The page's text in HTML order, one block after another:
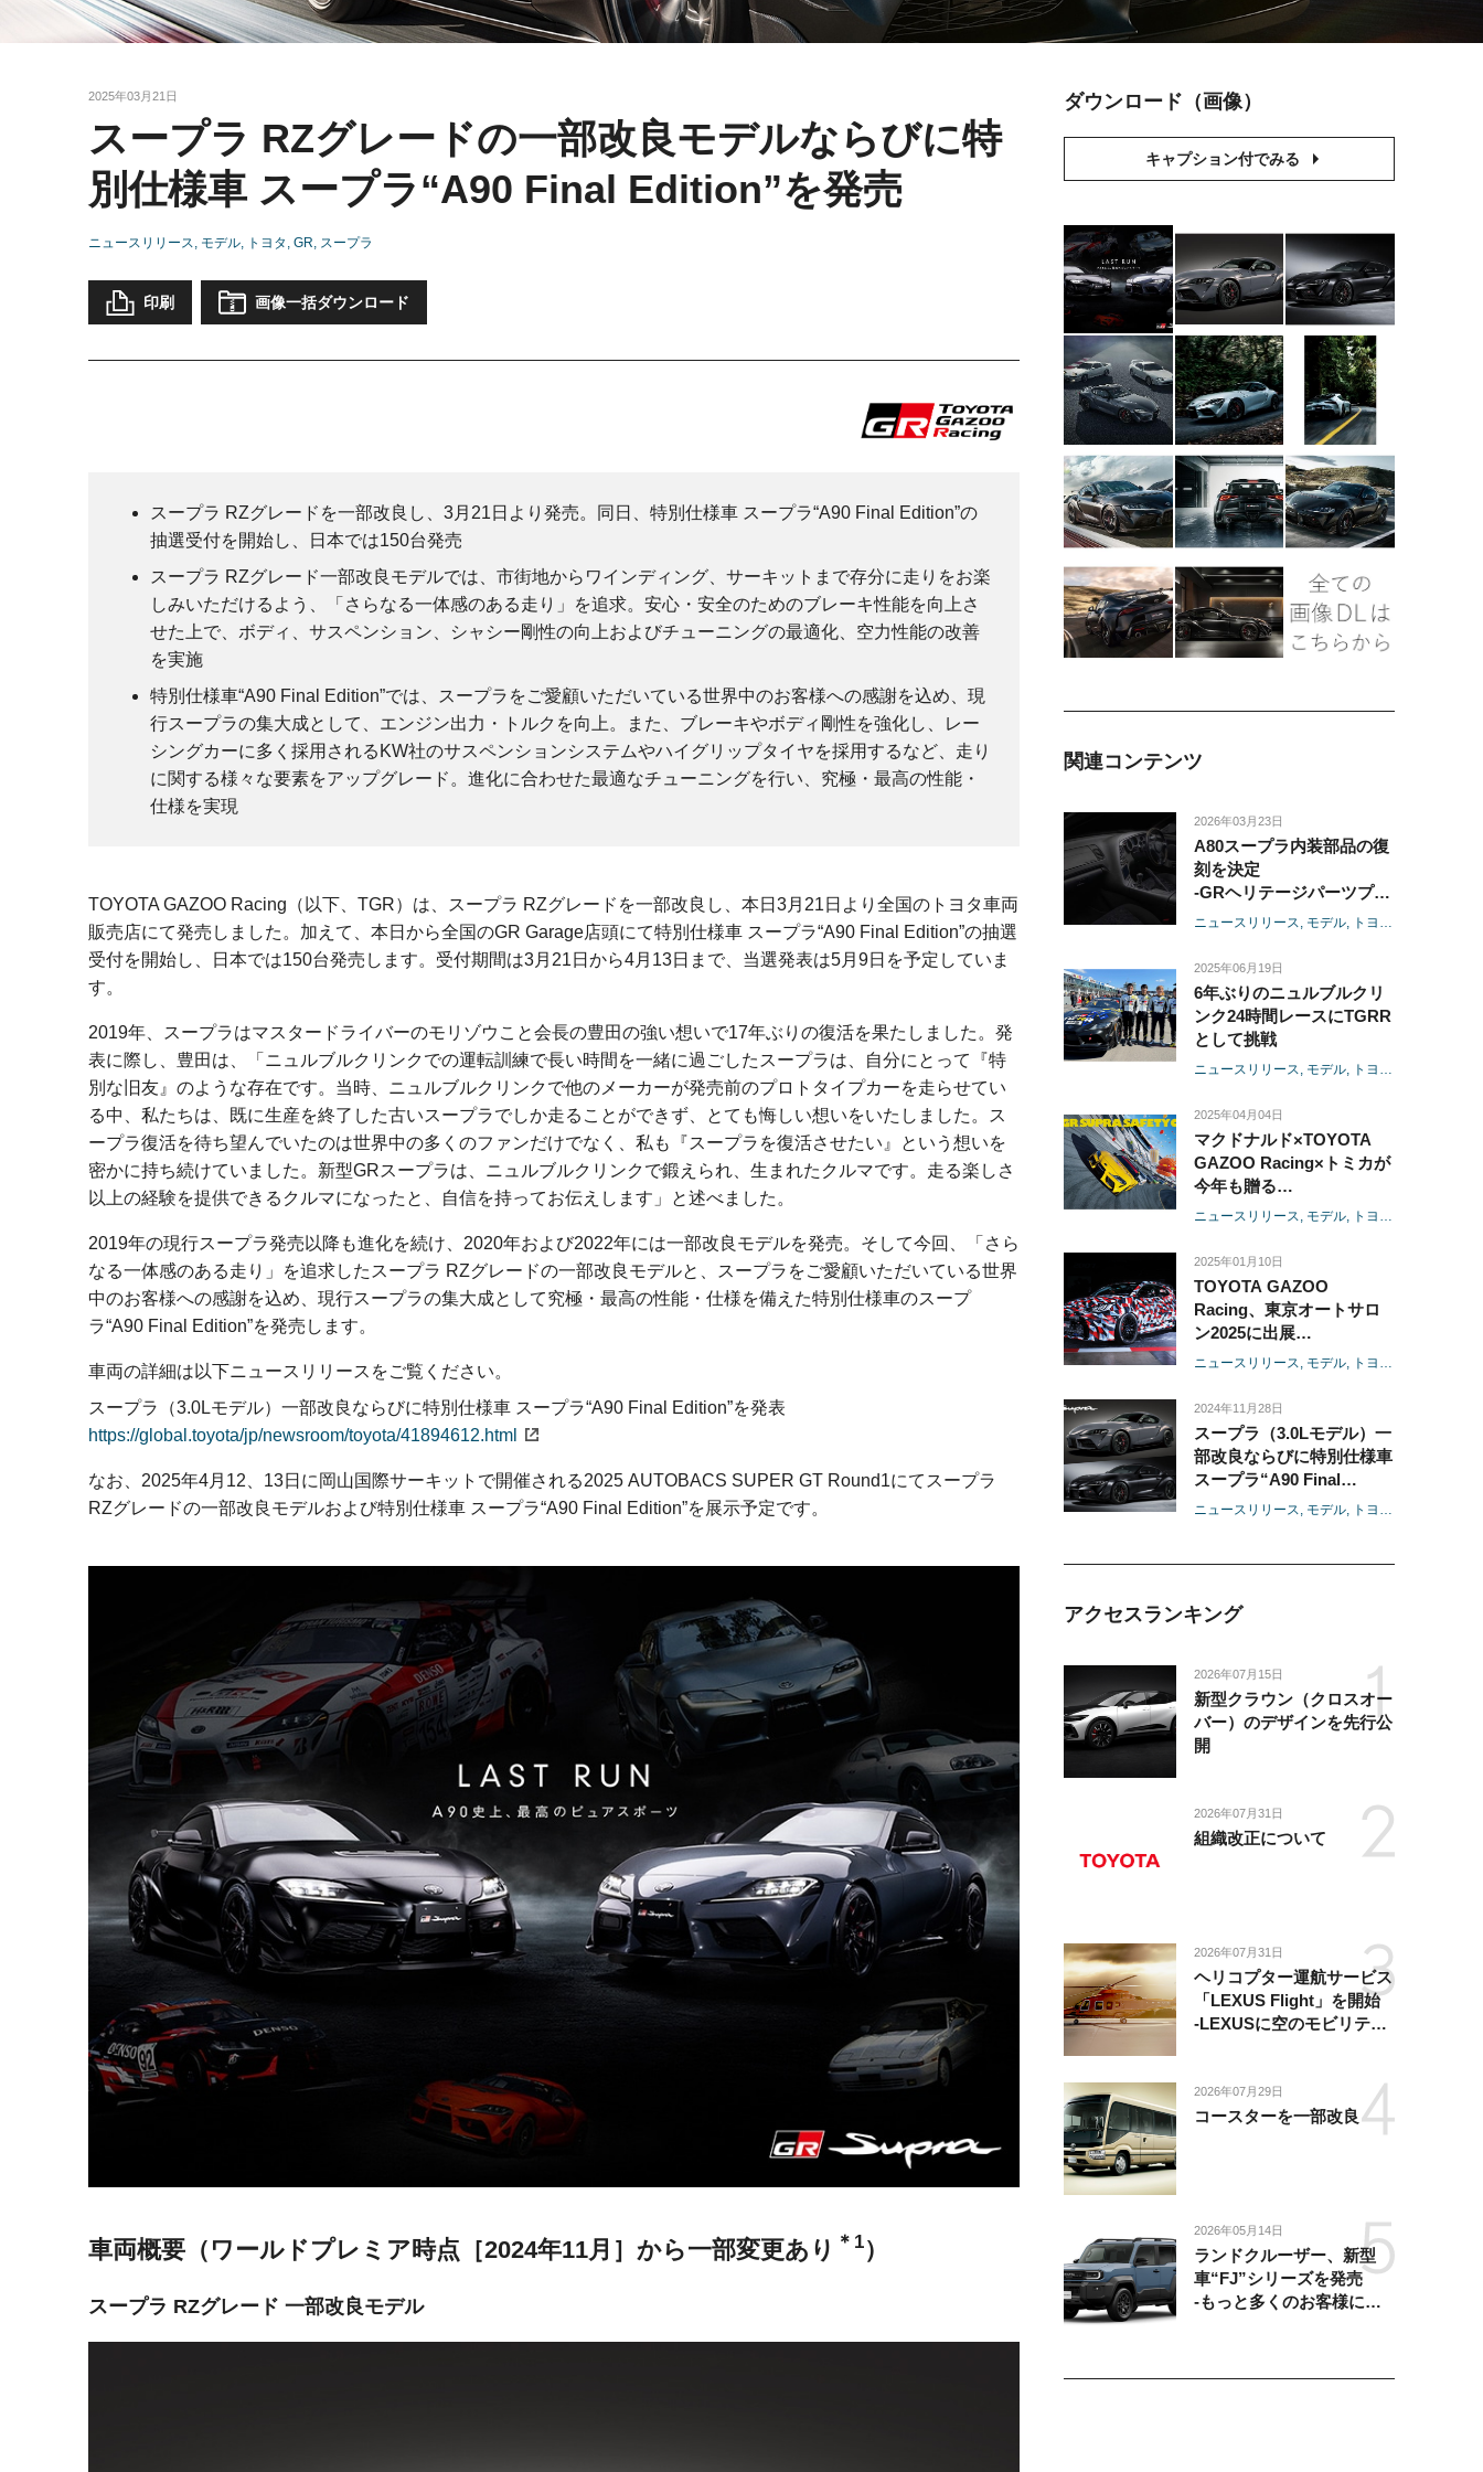
2025年03月21日
スープラ RZグレードの一部改良モデルならびに特
別仕様車 スープラ“A90 Final Edition”を発売
ニュースリリース モデル トヨタ GR スープラ
印刷 画像一括ダウンロード
スープラ RZグレードを一部改良し、3月21日より発売。同日、特別仕様車 スープラ“A90 Final Edition”の
抽選受付を開始し、日本では150台発売
スープラ RZグレード一部改良モデルでは、市街地からワインディング、サーキットまで存分に走りをお楽
しみいただけるよう、「さらなる一体感のある走り」を追求。安心・安全のためのブレーキ性能を向上さ
せた上で、ボディ、サスペンション、シャシー剛性の向上およびチューニングの最適化、空力性能の改善
を実施
特別仕様車“A90 Final Edition”では、スープラをご愛顧いただいている世界中のお客様への感謝を込め、現
行スープラの集大成として、エンジン出力・トルクを向上。また、ブレーキやボディ剛性を強化し、レー
シングカーに多く採用されるKW社のサスペンションシステムやハイグリップタイヤを採用するなど、走り
に関する様々な要素をアップグレード。進化に合わせた最適なチューニングを行い、究極・最高の性能・
仕様を実現
TOYOTA GAZOO Racing（以下、TGR）は、スープラ RZグレードを一部改良し、本日3月21日より全国のトヨタ車両
販売店にて発売しました。加えて、本日から全国のGR Garage店頭にて特別仕様車 スープラ“A90 Final Edition”の抽選
受付を開始し、日本では150台発売します。受付期間は3月21日から4月13日まで、当選発表は5月9日を予定していま
す。
2019年、スープラはマスタードライバーのモリゾウこと会長の豊田の強い想いで17年ぶりの復活を果たしました。発
表に際し、豊田は、「ニュルブルクリンクでの運転訓練で長い時間を一緒に過ごしたスープラは、自分にとって『特
別な旧友』のような存在です。当時、ニュルブルクリンクで他のメーカーが発売前のプロトタイプカーを走らせてい
る中、私たちは、既に生産を終了した古いスープラでしか走ることができず、とても悔しい想いをいたしました。ス
ープラ復活を待ち望んでいたのは世界中の多くのファンだけでなく、私も『スープラを復活させたい』という想いを
密かに持ち続けていました。新型GRスープラは、ニュルブルクリンクで鍛えられ、生まれたクルマです。走る楽しさ
以上の経験を提供できるクルマになったと、自信を持ってお伝えします」と述べました。
2019年の現行スープラ発売以降も進化を続け、2020年および2022年には一部改良モデルを発売。そして今回、「さら
なる一体感のある走り」を追求したスープラ RZグレードの一部改良モデルと、スープラをご愛顧いただいている世界
中のお客様への感謝を込め、現行スープラの集大成として究極・最高の性能・仕様を備えた特別仕様車のスープ
ラ“A90 Final Edition”を発売します。
車両の詳細は以下ニュースリリースをご覧ください。
スープラ（3.0Lモデル）一部改良ならびに特別仕様車 スープラ“A90 Final Edition”を発表
https://global.toyota/jp/newsroom/toyota/41894612.html
なお、2025年4月12、13日に岡山国際サーキットで開催される2025 AUTOBACS SUPER GT Round1にてスープラ
RZグレードの一部改良モデルおよび特別仕様車 スープラ“A90 Final Edition”を展示予定です。
車両概要 （ワールドプレミア時点［2024年11月］から一部変更あり ＊1）
スープラ RZグレード 一部改良モデル
ダウンロード（画像）
キャプション付でみる
関連コンテンツ
2026年03月23日
A80スープラ内装部品の復
刻を決定
-GRヘリテージパーツプロ
ジェクトからインストルメ
モビルカウンシル2026に出
展-
ニュースリリース モデル トヨタ
2025年06月19日
6年ぶりのニュルブルクリ
ンク24時間レースにTGRR
として挑戦
ニュースリリース モデル トヨタ
2025年04月04日
マクドナルド×TOYOTA
GAZOO Racing×トミカが
今年も贈る
ハッピーセット®「トミ
企画発進！
ニュースリリース モデル トヨタ
2025年01月10日
TOYOTA GAZOO
Racing、東京オートサロ
ン2025に出展
-「ニュルブルクリンクで
テーマとして車両やパーツ
などを展示-
ニュースリリース モデル トヨタ
2024年11月28日
スープラ（3.0Lモデル）一
部改良ならびに特別仕様車
スープラ“A90 Final
Edition”を発表
ニュースリリース モデル トヨタ
アクセスランキング
2026年07月15日
新型クラウン（クロスオー
バー）のデザインを先行公
開
2026年07月31日
組織改正について
2026年07月31日
ヘリコプター運航サービス
「LEXUS Flight」を開始
-LEXUSに空のモビリティ
2026年07月29日
コースターを一部改良
2026年05月14日
ランドクルーザー、新型
車“FJ”シリーズを発売
-もっと多くのお客様にラ